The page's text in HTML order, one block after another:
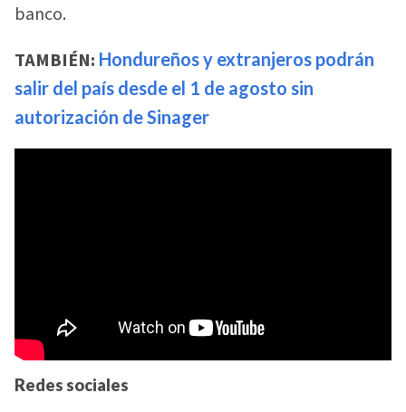
banco.
TAMBIÉN: Hondureños y extranjeros podrán
salir del país desde el 1 de agosto sin
autorización de Sinager
Redes sociales